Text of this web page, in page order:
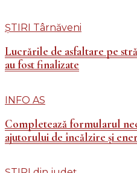
ȘTIRI Târnăveni
Lucrările de asfaltare pe
au fost finalizate
INFO AS
Completează formularul
ajutorului de încălzire și